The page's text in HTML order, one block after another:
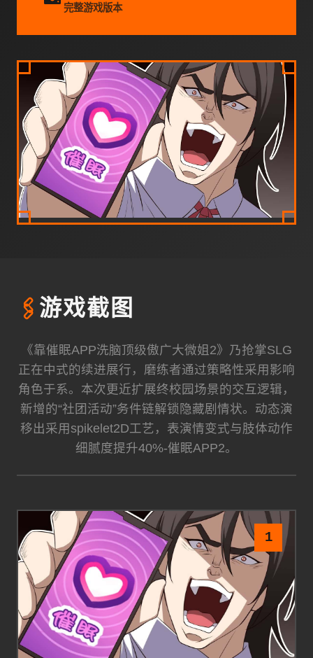
完整游戏版本
🖇️ 游戏截图
《靠催眠APP洗脑顶级傲广大微姐2》乃抢掌SLG
正在中式的续进展行，磨练者通过策略性采用影响
角色于系。本次更近扩展终校园场景的交互逻辑，
新增的“社团活动”务件链解锁隐藏剧情状。动态演
移出采用spikelet2D工艺，表演情变式与肢体动作
细腻度提升40%-催眠APP2。
1